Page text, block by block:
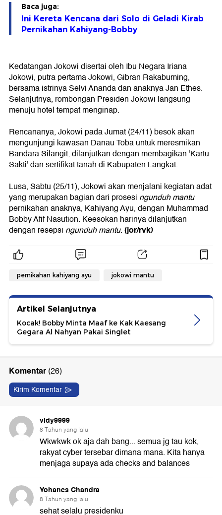
Baca juga:
Ini Kereta Kencana dari Solo di Geladi Kirab
Pernikahan Kahiyang-Bobby
Kedatangan Jokowi disertai oleh Ibu Negara Iriana
Jokowi, putra pertama Jokowi, Gibran Rakabuming,
bersama istrinya Selvi Ananda dan anaknya Jan Ethes.
Selanjutnya, rombongan Presiden Jokowi langsung
menuju hotel tempat menginap.
Rencananya, Jokowi pada Jumat (24/11) besok akan
mengunjungi kawasan Danau Toba untuk meresmikan
Bandara Silangit, dilanjutkan dengan membagikan 'Kartu
Sakti' dan sertifikat tanah di Kabupaten Langkat.
Lusa, Sabtu (25/11), Jokowi akan menjalani kegiatan adat
yang merupakan bagian dari prosesi ngunduh mantu
pernikahan anaknya, Kahiyang Ayu, dengan Muhammad
Bobby Afif Nasution. Keesokan harinya dilanjutkan
dengan resepsi ngunduh mantu.(jor/rvk)
pernikahan kahiyang ayu jokowi mantu
Artikel Selanjutnya
Kocak! Bobby Minta Maaf ke Kak Kaesang
Gegara Al Nahyan Pakai Singlet